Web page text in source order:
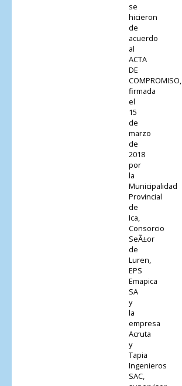
se
hicieron
de
acuerdo
al
ACTA
DE
COMPROMISO,
firmada
el
15
de
marzo
de
2018
por
la
Municipalidad
Provincial
de
Ica,
Consorcio
SeÃ±or
de
Luren,
EPS
Emapica
SA
y
la
empresa
Acruta
y
Tapia
Ingenieros
SAC,